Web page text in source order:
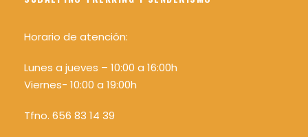
Desnivel: +1780 m -1600 m
Duración: 11 h 30 min aprox
Horario de atención:
Lunes a jueves – 10:00 a 16:00h
Viernes- 10:00 a 19:00h
Tfno. 656 83 14 39